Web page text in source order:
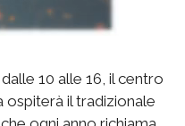
10 alle 16, il centro
il tradizionale